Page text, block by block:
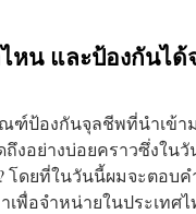
น และป้องกันได้
ฑ์ป้องกันจุลชีพที่นำเข้า
ถึงอย่างบ่อยคราวซึ่งใน
โดยที่ในวันนี้ผมจะตอบ
พื่อจำหน่ายในประเทศ